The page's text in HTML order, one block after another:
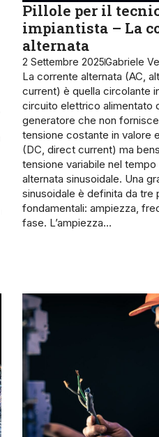
Pillole per il
impiantista – La
alternata
2 Settembre 2025Gabriele
La corrente alternata (AC,
current) è quella circolante
circuito elettrico alimen­tato
generatore che non
tensione costante in valore
(DC, direct cur­rent) ma
tensione va­riabile nel
alter­nata sinusoidale. Una
sinusoidale è de­finita da tre
fonda­mentali: ampiezza,
fase. L’ampiezza…